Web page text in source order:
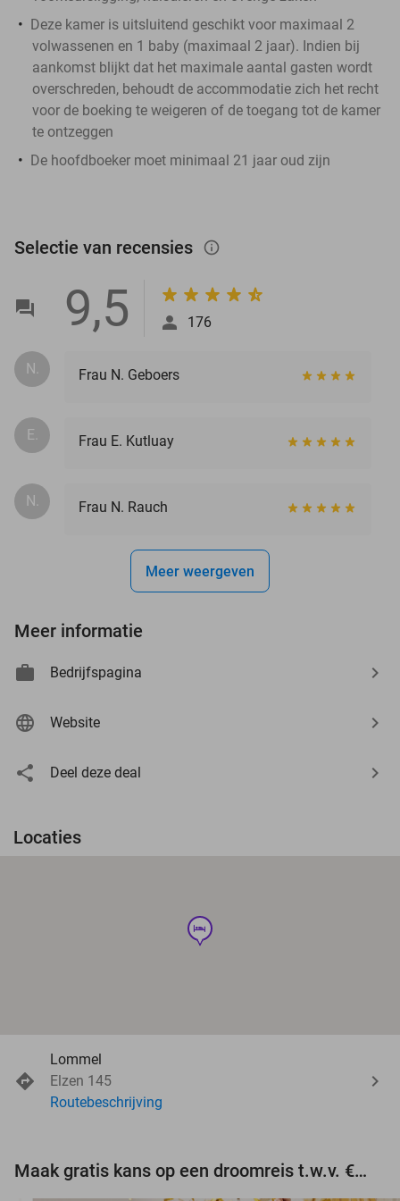
Deze kamer is uitsluitend geschikt voor maximaal 2
volwassenen en 1 baby (maximaal 2 jaar). Indien bij
aankomst blijkt dat het maximale aantal gasten wordt
overschreden, behoudt de accommodatie zich het recht
voor de boeking te weigeren of de toegang tot de kamer
te ontzeggen
De hoofdboeker moet minimaal 21 jaar oud zijn
Selectie van recensies info_outlined
9,5 176
N. Frau N. Geboers
E. Frau E. Kutluay
N. Frau N. Rauch
Meer weergeven
Meer informatie
Bedrijfspagina
Website
Deel deze deal
Locaties
hotel
Lommel
Elzen 145
Routebeschrijving
Maak gratis kans op een droomreis t.w.v. €3.000!